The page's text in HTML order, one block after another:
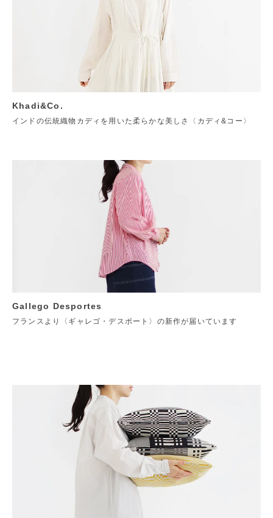
Khadi&Co.
インドの伝統織物カディを用いた柔らかな美しさ〈カディ&コー〉
Gallego Desportes
フランスより〈ギャレゴ・デスポート〉の新作が届いています